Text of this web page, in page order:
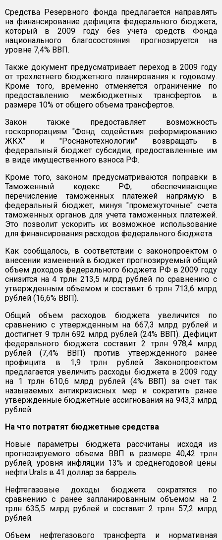
Средства Резервного фонда предлагается направлять
на финансирование дефицита федерального бюджета,
который в 2009 году без учета средств Фонда
национального благосостояния прогнозируется на
уровне 7,4% ВВП.
Также документ предусматривает переход в 2009 году
от трехлетнего бюджетного планирования к годовому.
Кроме того, временно отменяется ограничение по
предоставлению межбюджетных трансфертов в
размере 10% от общего объема трансфертов.
Закон также предоставляет возможность
госкорпорациям "Фонд содействия реформированию
ЖКХ" и "Роснанотехнологии" возвращать в
федеральный бюджет субсидии, предоставленные им
в виде имущественного взноса РФ.
Кроме того, законом предусматриваются поправки в
Таможенный кодекс РФ, обеспечивающие
перечисление таможенных платежей напрямую в
федеральный бюджет, минуя "промежуточные" счета
таможенных органов для учета таможенных платежей.
Это позволит ускорить их возможное использование
для финансирования расходов федерального бюджета.
Как сообщалось, в соответствии с законопроектом о
внесении изменений в бюджет прогнозируемый общий
объем доходов федерального бюджета РФ в 2009 году
снизится на 4 трлн 213,5 млрд рублей по сравнению с
утвержденным объемом и составит 6 трлн 713,6 млрд
рублей (16,6% ВВП).
Общий объем расходов бюджета увеличится по
сравнению с утвержденным на 667,3 млрд рублей и
достигнет 9 трлн 692 млрд рублей (24% ВВП). Дефицит
федерального бюджета составит 2 трлн 978,4 млрд
рублей (7,4% ВВП) против утвержденного ранее
профицита в 1,9 трлн рублей. Законопроектом
предлагается увеличить расходы бюджета в 2009 году
на 1 трлн 610,6 млрд рублей (4% ВВП) за счет так
называемых антикризисных мер и сократить ранее
утвержденные бюджетные ассигнования на 943,3 млрд
рублей.
На что потратят бюджетные средства
Новые параметры бюджета рассчитаны исходя из
прогнозируемого объема ВВП в размере 40,42 трлн
рублей, уровня инфляции 13% и среднегодовой цены
нефти Urals в 41 доллар за баррель.
Нефтегазовые доходы бюджета сократятся по
сравнению с ранее запланированным объемом на 2
трлн 635,5 млрд рублей и составят 2 трлн 57,2 млрд
рублей.
Объем нефтегазового трансферта и нормативная